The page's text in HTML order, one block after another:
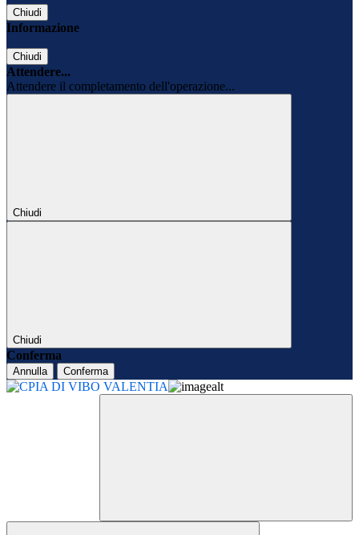
Chiudi
Informazione
Chiudi
Attendere...
Attendere il completamento dell'operazione...
Chiudi
Chiudi
Conferma
Annulla Conferma